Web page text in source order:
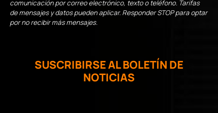
comunicación por correo electrónico, texto o teléfono. Tarifas
de mensajes y datos pueden aplicar. Responder STOP para optar
por no recibir más mensajes.
SUSCRIBIRSE AL BOLETÍN DE
NOTICIAS